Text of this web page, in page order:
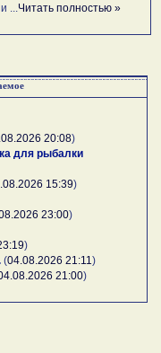
... Читать полностью »
20:08)
для рыбалки
15:39)
23:00)
)
(04.08.2026 21:11 )
21:00)